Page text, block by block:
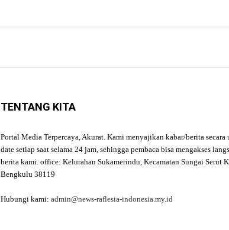
TENTANG KITA
Portal Media Terpercaya, Akurat. Kami menyajikan kabar/berita secara
date setiap saat selama 24 jam, sehingga pembaca bisa mengakses
berita kami. office: Kelurahan Sukamerindu, Kecamatan Sungai Serut
Bengkulu 38119
Hubungi kami: admin@news-raflesia-indonesia.my.id